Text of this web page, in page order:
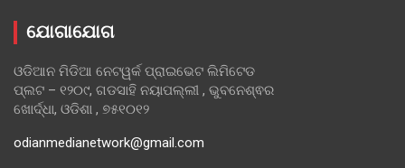
ଯୋଗାଯୋଗ
ଓଡିଆନ ମିଡିଆ ନେଟୱର୍କ ପ୍ରାଇଭେଟ ଲିମିଟେଡ
ପ୍ଲଟ – ୧୨୦୯, ଗଡସାହି ନୟାପଲ୍ଲୀ , ଭୁବନେଶ୍ଵର
ଖୋର୍ଦ୍ଧା, ଓଡିଶା , ୭୫୧୦୧୨
odianmedianetwork@gmail.com